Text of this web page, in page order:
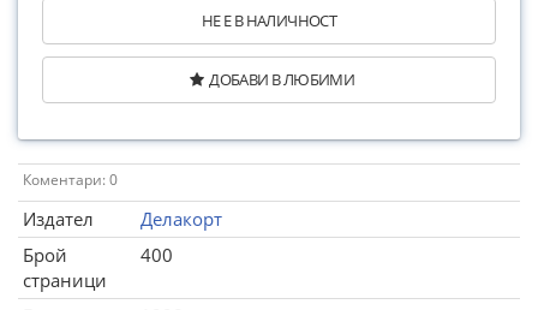
НЕ Е В НАЛИЧНОСТ
ДОБАВИ В ЛЮБИМИ
Коментари: 0
Издател
Делакорт
Брой
страници
400